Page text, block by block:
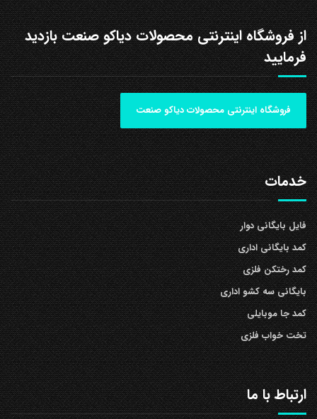
از فروشگاه اینترنتی محصولات دیاکو صنعت بازدید
فرمایید
فروشگاه اینترنتی محصولات دیاکو صنعت
خدمات
فایل بایگانی دوار
کمد بایگانی اداری
کمد رختکن فلزی
بایگانی سه کشو اداری
کمد جا موبایلی
تخت خواب فلزی
ارتباط با ما